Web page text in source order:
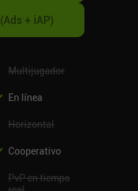
+ iAP)
Multijugador
En línea
Horizontal
Cooperativo
PvP en tiempo